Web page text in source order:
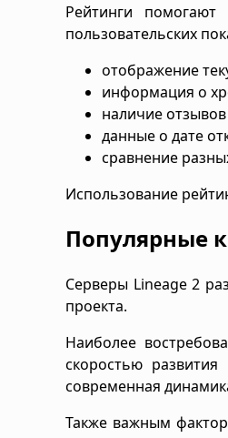
Рейтинги
пользовательских
отображение
информация о
наличие
данные о дате
сравнение
Использование
Популярные
Серверы Lineage 2
проекта.
Наиболее
скоростью
современная
Также важным